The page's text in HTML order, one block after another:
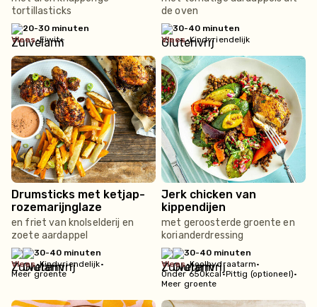
tortillasticks
20-30 minuten
vlees•Eiwit+
de oven
30-40 minuten
vlees•Kindvriendelijk
Drumsticks met ketjap-
rozemarijnglaze
en friet van knolselderij en
zoete aardappel
30-40 minuten
vlees•Kindvriendelijk•
Meer groente
Jerk chicken van
kippendijen
met geroosterde groente en
korianderdressing
30-40 minuten
vlees•Koolhydraatarm•
Onder 650kcal•Pittig (optioneel)•
Meer groente